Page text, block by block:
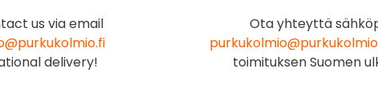
us via email
delivery!
Ota yhteyttä
toimituksen Suomen